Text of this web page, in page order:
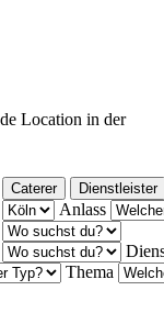
Caterer Dienstleister
Anlass
Thema
Location in der